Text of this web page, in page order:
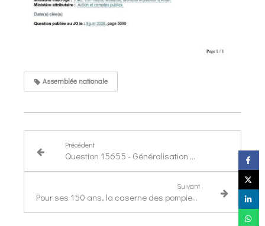
Assemblée nationale
Précédent
Question 15655 - Généralisation de l'application France Identité dans les contrôles du quotidien
Suivant
Pour ses 150 ans, la caserne des pompiers a été rénovée et baptisée au nom d'Hubert Courseaux